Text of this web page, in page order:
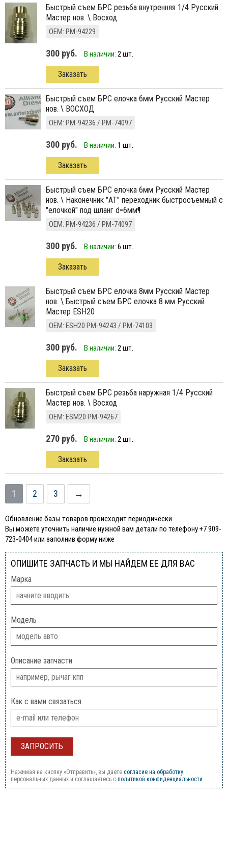
быстрый съем БРС резьба внутренняя 1/4 Русский
Мастер нов. \ Восход
ОЕМ: РМ-94229
300 руб. В наличии: 2 шт.
Заказать
быстрый съем БРС елочка 6мм Русский Мастер
нов. \ ВОСХОД
ОЕМ: РМ-94236 / РМ-74097
300 руб. В наличии: 1 шт.
Заказать
быстрый съем БРС елочка 6мм Русский Мастер
нов. \ Наконечник "АТ" переходник быстросъемный с
"елочкой" под шланг d=6мм¶
ОЕМ: РМ-94236 / РМ-74097
300 руб. В наличии: 6 шт.
Заказать
быстрый съем БРС елочка 8мм Русский Мастер
нов. \ Быстрый съем БРС елочка 8 мм Русский
Мастер ESH20
ОЕМ: ESH20 PM-94243 / PM-74103
300 руб. В наличии: 2 шт.
Заказать
быстрый съем БРС резьба наружная 1/4 Русский
Мастер нов. \ Восход
ОЕМ: ESM20 PM-94267
270 руб. В наличии: 2 шт.
Заказать
1 2 3 →
Обновление базы товаров происходит периодически.
Вы можете уточнить наличие нужной вам детали по телефону +7 909-
723-0404 или заполнив форму ниже
ОПИШИТЕ ЗАПЧАСТЬ И МЫ НАЙДЕМ ЕЕ ДЛЯ ВАС
Марка
Модель
Описание запчасти
Как с вами связаться
Нажимая на кнопку «Отправить», вы даете согласие на обработку
персональных данных и соглашаетесь c политикой конфиденциальности